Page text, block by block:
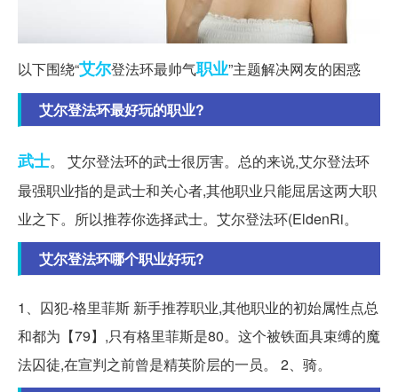
以下围绕“艾尔登法环最帅气职业”主题解决网友的困惑
艾尔登法环最好玩的职业?
武士。 艾尔登法环的武士很厉害。总的来说,艾尔登法环
最强职业指的是武士和关心者,其他职业只能屈居这两大职
业之下。所以推荐你选择武士。艾尔登法环(EldenRi。
艾尔登法环哪个职业好玩?
1、囚犯-格里菲斯 新手推荐职业,其他职业的初始属性点总
和都为【79】,只有格里菲斯是80。这个被铁面具束缚的魔
法囚徒,在宣判之前曾是精英阶层的一员。 2、骑。